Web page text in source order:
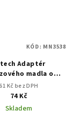
Adaptér
madla o
42,4/2mm M8
Kč bez DPH
74 Kč
Skladem
KÓD: MN3538